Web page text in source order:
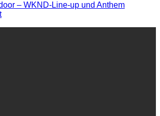
– WKND-Line-up und Anthem